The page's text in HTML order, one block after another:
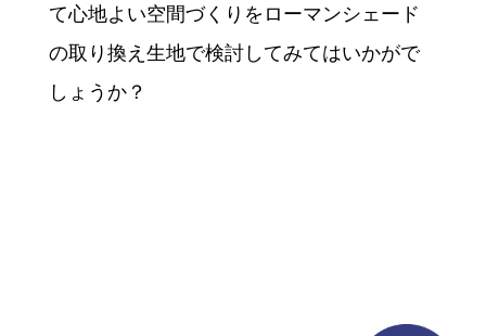
て心地よい空間づくりをローマンシェード
の取り換え生地で検討してみてはいかがで
しょうか？